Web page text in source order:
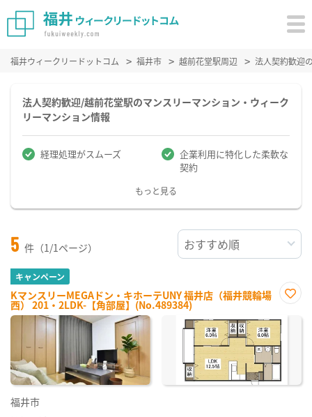
福井ウィークリードットコム 福井市 越前花堂駅周辺 法人契約歓迎
法人契約歓迎/越前花堂駅のマンスリーマンション・ウィーク
リーマンション情報
経理処理がスムーズ
企業利用に特化した柔軟な
契約
もっと見る
5 件（1/1ページ）
キャンペーン
KマンスリーMEGAドン・キホーテUNY 福井店（福井競輪場
西） 201・2LDK-【角部屋】(No.489384)
に入
り登
録
福井市